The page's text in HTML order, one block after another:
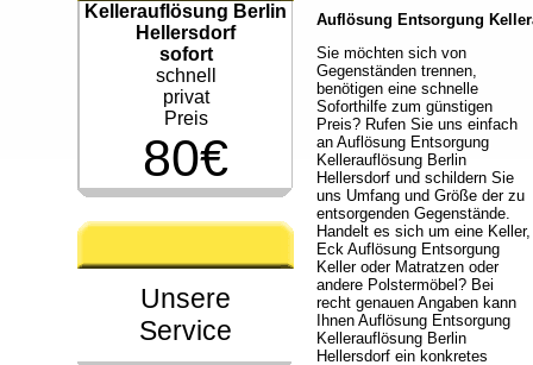
Kellerauflösung Berlin
Hellersdorf
sofort
schnell
privat
Preis
80€
Unsere
Service
Auflösung Entsorgung
Sie möchten sich von
Gegenständen trennen,
benötigen eine schnelle
Soforthilfe zum günstigen
Preis? Rufen Sie uns einfach
an Auflösung Entsorgung
Kellerauflösung Berlin
Hellersdorf und schildern Sie
uns Umfang und Größe der zu
entsorgenden Gegenstände.
Handelt es sich um eine Keller,
Eck Auflösung Entsorgung
Keller oder Matratzen oder
andere Polstermöbel? Bei
recht genauen Angaben kann
Ihnen Auflösung Entsorgung
Kellerauflösung Berlin
Hellersdorf ein konkretes